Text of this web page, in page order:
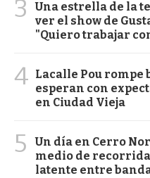
3
Una estrella de la
ver el show de
"Quiero trabajar
4 Lacalle Pou rompe
esperan con
en Ciudad Vieja
5
Un día en Cerro
medio de recorrida
latente entre